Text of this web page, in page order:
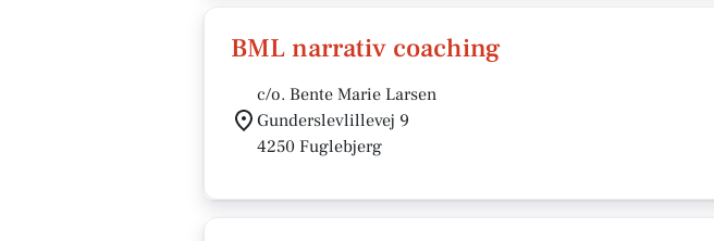
BML narrativ coaching
c/o. Bente Marie Larsen
Gunderslevlillevej 9
4250 Fuglebjerg